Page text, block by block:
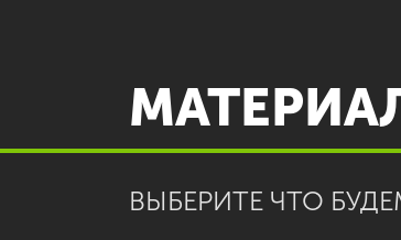
ВЫБЕРИТЕ ЧТО